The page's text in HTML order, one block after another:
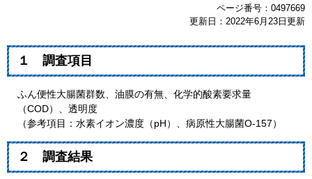
ページ番号：0497669
更新日：2022年6月23日更新
１ 調査項目
ふん便性大腸菌群数、油膜の有無、化学的酸素要求量
（COD）、透明度
（参考項目：水素イオン濃度（pH）、病原性大腸菌O-157）
２ 調査結果